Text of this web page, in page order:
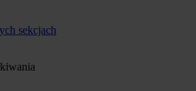
sekcjach